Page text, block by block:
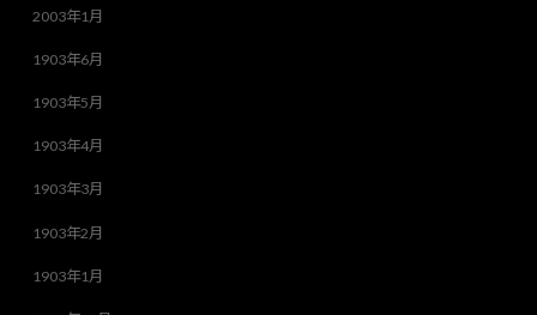
2003年1月
1903年6月
1903年5月
1903年4月
1903年3月
1903年2月
1903年1月